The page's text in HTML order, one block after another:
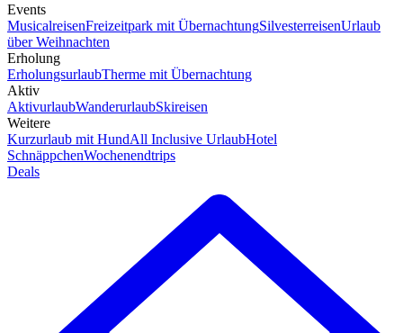
Events
MusicalreisenFreizeitpark mit ÜbernachtungSilvesterreisenUrlaub
über Weihnachten
Erholung
ErholungsurlaubTherme mit Übernachtung
Aktiv
AktivurlaubWanderurlaubSkireisen
Weitere
Kurzurlaub mit HundAll Inclusive UrlaubHotel
SchnäppchenWochenendtrips
Deals